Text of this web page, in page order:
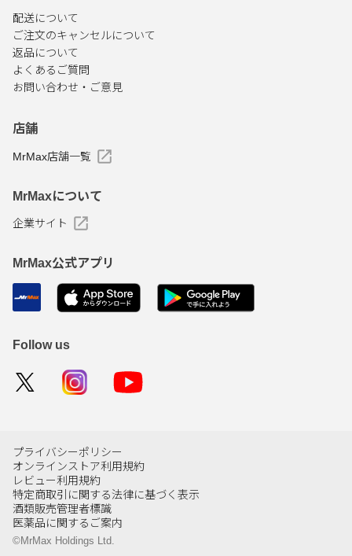
配送について
ご注文のキャンセルについて
返品について
よくあるご質問
お問い合わせ・ご意見
店舗
MrMax店舗一覧
MrMaxについて
企業サイト
MrMax公式アプリ
Follow us
プライバシーポリシー
オンラインストア利用規約
レビュー利用規約
特定商取引に関する法律に基づく表示
酒類販売管理者標識
医薬品に関するご案内
©MrMax Holdings Ltd.